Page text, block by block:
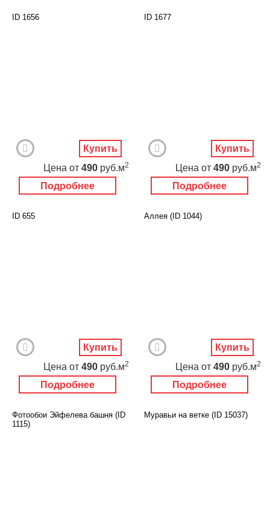
Новый год
ID 1656
Подробнее
Цена от 490 руб.м2
Купить
ID 1677
Подробнее
Цена от 490 руб.м2
Купить
ID 655
Подробнее
Цена от 490 руб.м2
Купить
Аллея (ID 1044)
Подробнее
Цена от 490 руб.м2
Купить
Фотообои Эйфелева башня (ID
1115)
Муравьи на ветке (ID 15037)